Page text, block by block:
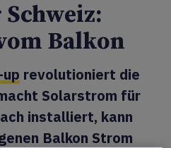
Balkon
revolutioniert die
Solarstrom für
installiert, kann
Balkon Strom